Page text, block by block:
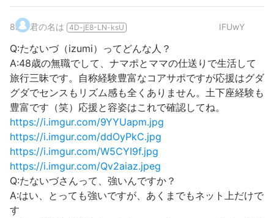
8. 君の名は 4D-jE8-LN-ksU IFUwY
Q:たないづ（izumi）ってどんな人？
A:48歳の無職でして、ナマポとママの仕送りで生活して
旅行三昧です。自称経験豊富なコアサポですが応援はグダ
グダでセンスもリズム感も全くありません。土下座経験も
豊富です（笑）応援と容姿はこれで確認してね。
https://i.imgur.com/9YYUapm.jpg
https://i.imgur.com/ddOyPkC.jpg
https://i.imgur.com/W5CYI9f.jpg
https://i.imgur.com/Qv2aiaz.jpeg
Q:たないづさんって、強いんですか？
A:はい、とっても強いですが、あくまでもネット上だけで
す